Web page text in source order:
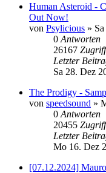
Human Asteroid -
Out Now!
von Psylicious »
0 Antworten
26167
Letzter
Sa 28. Dez
The Prodigy -
von speedsound »
0 Antworten
20455
Letzter
Mo 16. Dez
[07.12.2024]